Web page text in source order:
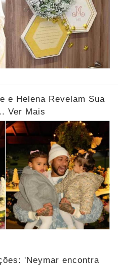
e Helena Revelam Sua
Ver Mais
'Neymar encontra